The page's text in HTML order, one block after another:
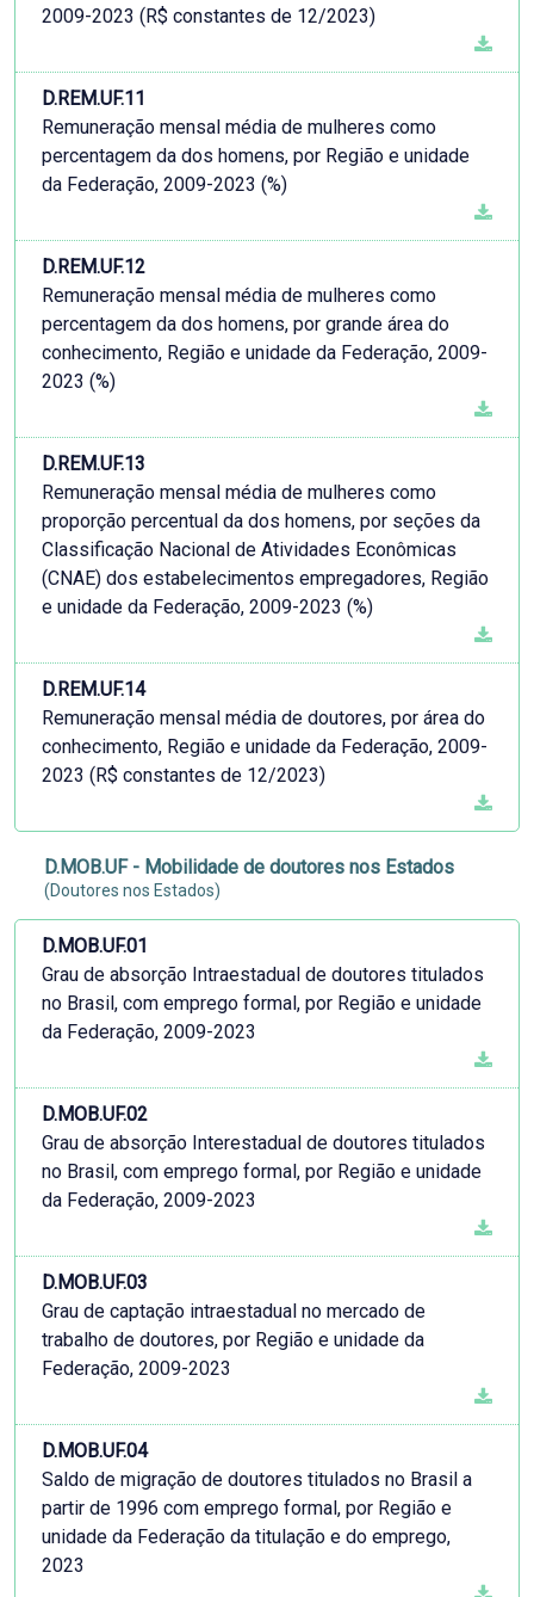
2009-2023 (R$ constantes de 12/2023)
D.REM.UF.11
Remuneração mensal média de mulheres como
percentagem da dos homens, por Região e unidade
da Federação, 2009-2023 (%)
D.REM.UF.12
Remuneração mensal média de mulheres como
percentagem da dos homens, por grande área do
conhecimento, Região e unidade da Federação, 2009-
2023 (%)
D.REM.UF.13
Remuneração mensal média de mulheres como
proporção percentual da dos homens, por seções da
Classificação Nacional de Atividades Econômicas
(CNAE) dos estabelecimentos empregadores, Região
e unidade da Federação, 2009-2023 (%)
D.REM.UF.14
Remuneração mensal média de doutores, por área do
conhecimento, Região e unidade da Federação, 2009-
2023 (R$ constantes de 12/2023)
D.MOB.UF - Mobilidade de doutores nos Estados
(Doutores nos Estados)
D.MOB.UF.01
Grau de absorção Intraestadual de doutores titulados
no Brasil, com emprego formal, por Região e unidade
da Federação, 2009-2023
D.MOB.UF.02
Grau de absorção Interestadual de doutores titulados
no Brasil, com emprego formal, por Região e unidade
da Federação, 2009-2023
D.MOB.UF.03
Grau de captação intraestadual no mercado de
trabalho de doutores, por Região e unidade da
Federação, 2009-2023
D.MOB.UF.04
Saldo de migração de doutores titulados no Brasil a
partir de 1996 com emprego formal, por Região e
unidade da Federação da titulação e do emprego,
2023